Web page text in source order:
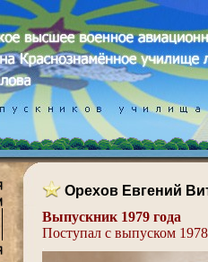
Орехов Евгений
Выпускник 1979 года
Поступал с выпуском